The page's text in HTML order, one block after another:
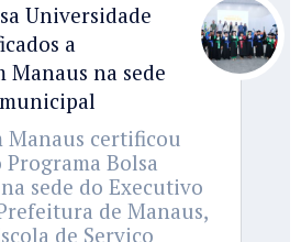
Universidade
a
Manaus na sede
Manaus certificou
Bolsa
sede do Executivo
de Manaus,
de Serviço